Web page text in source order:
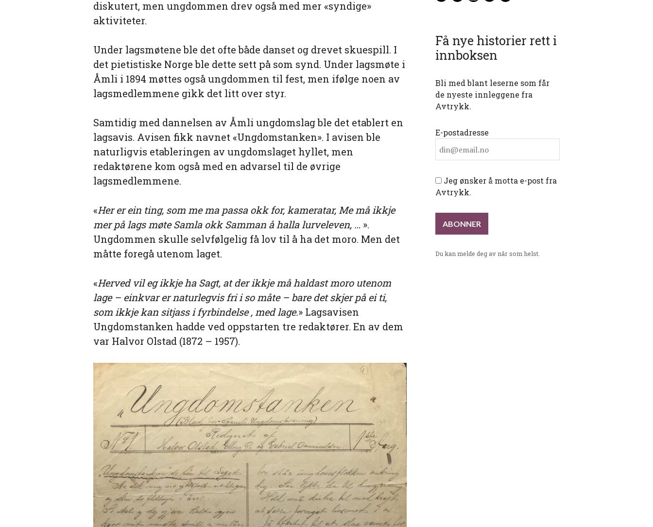
diskutert, men ungdommen drev også med mer «syndige»
aktiviteter.
Under lagsmøtene ble det ofte både danset og drevet skuespill. I
det pietistiske Norge ble dette sett på som synd. Under lagsmøte i
Åmli i 1894 møttes også ungdommen til fest, men ifølge noen av
lagsmedlemmene gikk det litt over styr.
Samtidig med dannelsen av Åmli ungdomslag ble det etablert en
lagsavis. Avisen fikk navnet «Ungdomstanken». I avisen ble
naturligvis etableringen av ungdomslaget hyllet, men
redaktørene kom også med en advarsel til de øvrige
lagsmedlemmene.
«Her er ein ting, som me ma passa okk for, kameratar, Me må ikkje
mer på lags møte Samla okk Samman å halla lurveleven, … ».
Ungdommen skulle selvfølgelig få lov til å ha det moro. Men det
måtte foregå utenom laget.
«Herved vil eg ikkje ha Sagt, at der ikkje må haldast moro utenom
lage – einkvar er naturlegvis fri i so måte – bare det skjer på ei ti,
som ikkje kan sitjass i fyrbindelse , med lage.» Lagsavisen
Ungdomstanken hadde ved oppstarten tre redaktører. En av dem
var Halvor Olstad (1872 – 1957).
Få nye historier rett i
innboksen
Bli med blant leserne som får
de nyeste innleggene fra
Avtrykk.
E-postadresse
Jeg ønsker å motta e-post fra
Avtrykk.
Du kan melde deg av når som helst.